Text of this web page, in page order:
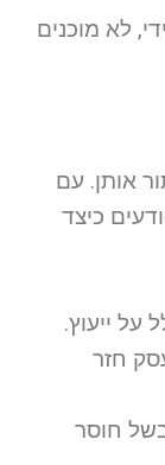
לא מוכנים
אותן. עם
כיצד
על ייעוץ.
חזר
חוסר